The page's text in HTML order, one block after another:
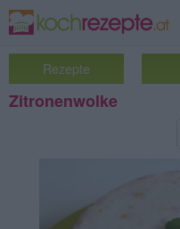
Rezepte
Zitronenwolke